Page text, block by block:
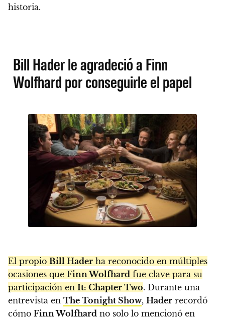
historia.
Bill Hader le agradeció a Finn
Wolfhard por conseguirle el papel
El propio Bill Hader ha reconocido en múltiples
ocasiones que Finn Wolfhard fue clave para su
participación en It: Chapter Two. Durante una
entrevista en The Tonight Show, Hader recordó
cómo Finn Wolfhard no solo lo mencionó en